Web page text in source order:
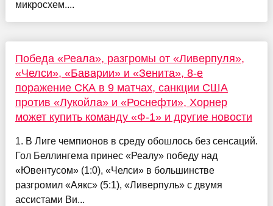
микросхем....
Победа «Реала», разгромы от «Ливерпуля»,
«Челси», «Баварии» и «Зенита», 8-е
поражение СКА в 9 матчах, санкции США
против «Лукойла» и «Роснефти», Хорнер
может купить команду «Ф-1» и другие новости
1. В Лиге чемпионов в среду обошлось без сенсаций.
Гол Беллингема принес «Реалу» победу над
«Ювентусом» (1:0), «Челси» в большинстве
разгромил «Аякс» (5:1), «Ливерпуль» с двумя
ассистами Ви...